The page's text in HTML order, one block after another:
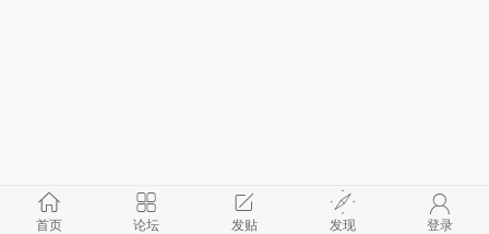
首页 论坛 发贴 发现 登录